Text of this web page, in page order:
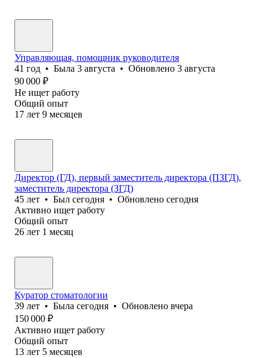
Управляющая, помощник руководителя
41 год • Была 3 августа • Обновлено 3 августа
90 000 ₽
Не ищет работу
Общий опыт
17 лет 9 месяцев
Директор (ГД), первый заместитель директора (ПЗГД),
заместитель директора (ЗГД)
45 лет • Был сегодня • Обновлено сегодня
Активно ищет работу
Общий опыт
26 лет 1 месяц
Куратор стоматологии
39 лет • Была сегодня • Обновлено вчера
150 000 ₽
Активно ищет работу
Общий опыт
13 лет 5 месяцев